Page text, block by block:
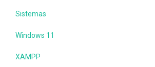
Sistemas
Windows 11
XAMPP